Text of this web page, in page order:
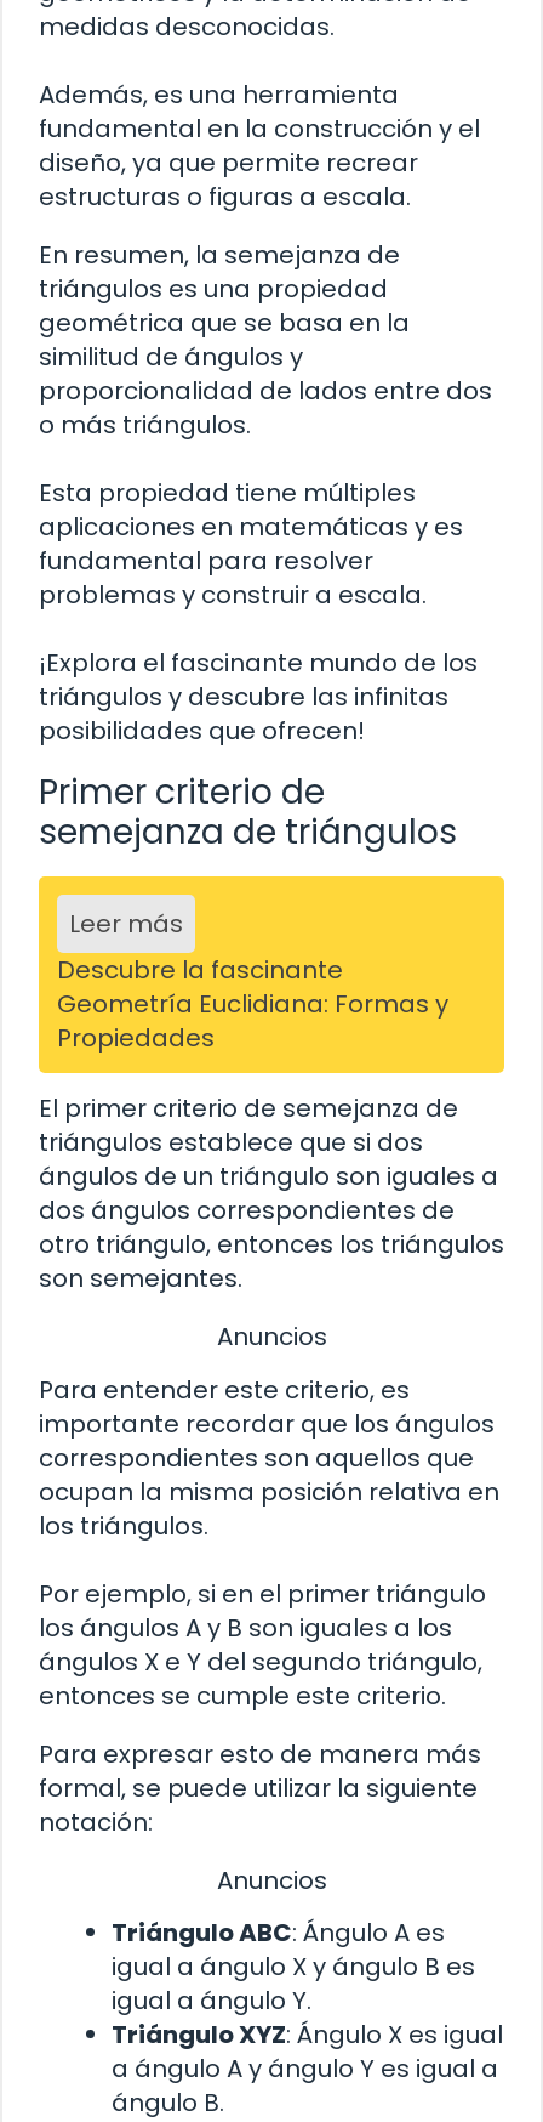
medidas desconocidas.
Además, es una herramienta
fundamental en la construcción y el
diseño, ya que permite recrear
estructuras o figuras a escala.
En resumen, la semejanza de
triángulos es una propiedad
geométrica que se basa en la
similitud de ángulos y
proporcionalidad de lados entre dos
o más triángulos.
Esta propiedad tiene múltiples
aplicaciones en matemáticas y es
fundamental para resolver
problemas y construir a escala.
¡Explora el fascinante mundo de los
triángulos y descubre las infinitas
posibilidades que ofrecen!
Primer criterio de
semejanza de triángulos
Leer más
Descubre la fascinante
Geometría Euclidiana: Formas y
Propiedades
El primer criterio de semejanza de
triángulos establece que si dos
ángulos de un triángulo son iguales a
dos ángulos correspondientes de
otro triángulo, entonces los triángulos
son semejantes.
Anuncios
Para entender este criterio, es
importante recordar que los ángulos
correspondientes son aquellos que
ocupan la misma posición relativa en
los triángulos.
Por ejemplo, si en el primer triángulo
los ángulos A y B son iguales a los
ángulos X e Y del segundo triángulo,
entonces se cumple este criterio.
Para expresar esto de manera más
formal, se puede utilizar la siguiente
notación:
Anuncios
Triángulo ABC: Ángulo A es
igual a ángulo X y ángulo B es
igual a ángulo Y.
Triángulo XYZ: Ángulo X es igual
a ángulo A y ángulo Y es igual a
ángulo B.